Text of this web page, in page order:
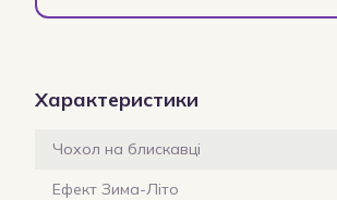
Характеристики
Чохол на блискавці
Ефект Зима-Літо